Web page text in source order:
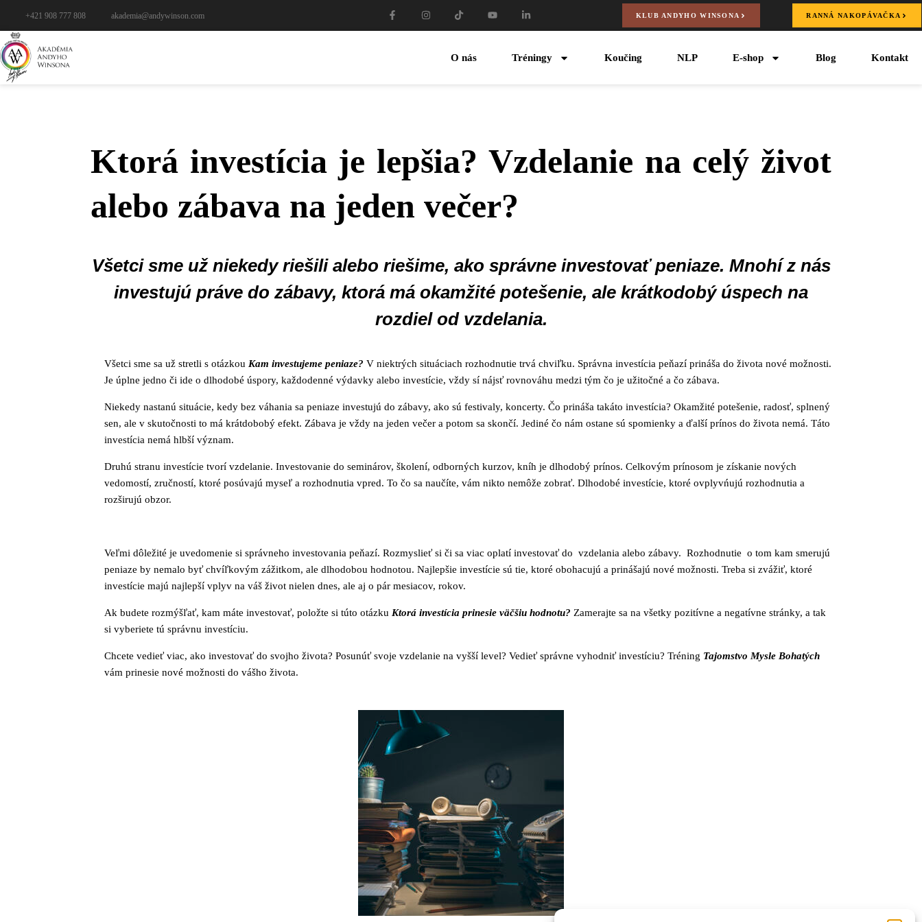
+421 908 777 808 akademia@andywinson.com KLUB ANDYHO WINSONA RANNÁ NAKOPÁVAČKA
O nás Tréningy Koučing NLP E-shop Blog Kontakt
Ktorá investícia je lepšia? Vzdelanie na celý život
alebo zábava na jeden večer?
Všetci sme už niekedy riešili alebo riešime, ako správne investovať peniaze. Mnohí z nás
investujú práve do zábavy, ktorá má okamžité potešenie, ale krátkodobý úspech na
rozdiel od vzdelania.
Všetci sme sa už stretli s otázkou Kam investujeme peniaze? V niektrých situáciach rozhodnutie trvá chviľku. Správna investícia peňazí prináša do života nové možnosti.
Je úplne jedno či ide o dlhodobé úspory, každodenné výdavky alebo investície, vždy sí nájsť rovnováhu medzi tým čo je užitočné a čo zábava.
Niekedy nastanú situácie, kedy bez váhania sa peniaze investujú do zábavy, ako sú festivaly, koncerty. Čo prináša takáto investícia? Okamžité potešenie, radosť, splnený
sen, ale v skutočnosti to má krátdobobý efekt. Zábava je vždy na jeden večer a potom sa skončí. Jediné čo nám ostane sú spomienky a ďalší prínos do života nemá. Táto
investícia nemá hlbší význam.
Druhú stranu investície tvorí vzdelanie. Investovanie do seminárov, školení, odborných kurzov, kníh je dlhodobý prínos. Celkovým prínosom je získanie nových
vedomostí, zručností, ktoré posúvajú myseľ a rozhodnutia vpred. To čo sa naučíte, vám nikto nemôže zobrať. Dlhodobé investície, ktoré ovplyvńujú rozhodnutia a
rozširujú obzor.
Veľmi dôležité je uvedomenie si správneho investovania peňazí. Rozmyslieť si či sa viac oplatí investovať do vzdelania alebo zábavy. Rozhodnutie o tom kam smerujú
peniaze by nemalo byť chvíľkovým zážitkom, ale dlhodobou hodnotou. Najlepšie investície sú tie, ktoré obohacujú a prinášajú nové možnosti. Treba si zvážiť, ktoré
investície majú najlepší vplyv na váš život nielen dnes, ale aj o pár mesiacov, rokov.
Ak budete rozmýšľať, kam máte investovať, položte si túto otázku Ktorá investícia prinesie väčšiu hodnotu? Zamerajte sa na všetky pozitívne a negatívne stránky, a tak
si vyberiete tú správnu investíciu.
Chcete vedieť viac, ako investovať do svojho života? Posunúť svoje vzdelanie na vyšší level? Vedieť správne vyhodniť investíciu? Tréning Tajomstvo Mysle Bohatých
vám prinesie nové možnosti do vášho života.